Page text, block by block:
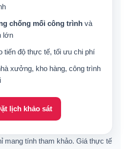
chống mối công trìnhvà
lớn
tiến độ thực tế, tối ưu chi phí
xưởng, kho hàng, công trình
lịch khảo sát
mang tính tham khảo. Giá thực tế